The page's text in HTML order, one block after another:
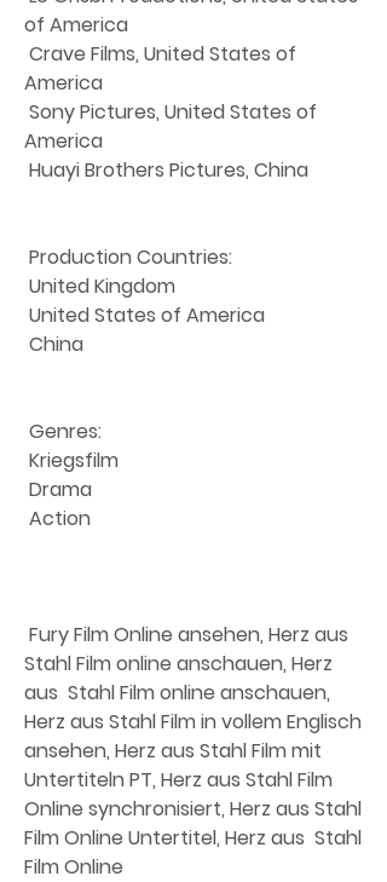
of America
America
America
Huayi Brothers Pictures, China
Production Countries:
United Kingdom
United States of America
China
Genres:
Kriegsfilm
Drama
Action
Stahl Film online anschauen, Herz
aus  Stahl Film online anschauen,
Herz aus Stahl Film in vollem Englisch
ansehen, Herz aus Stahl Film mit
Untertiteln PT, Herz aus Stahl Film
Online synchronisiert, Herz aus Stahl
Film Online Untertitel, Herz aus  Stahl
Film Online